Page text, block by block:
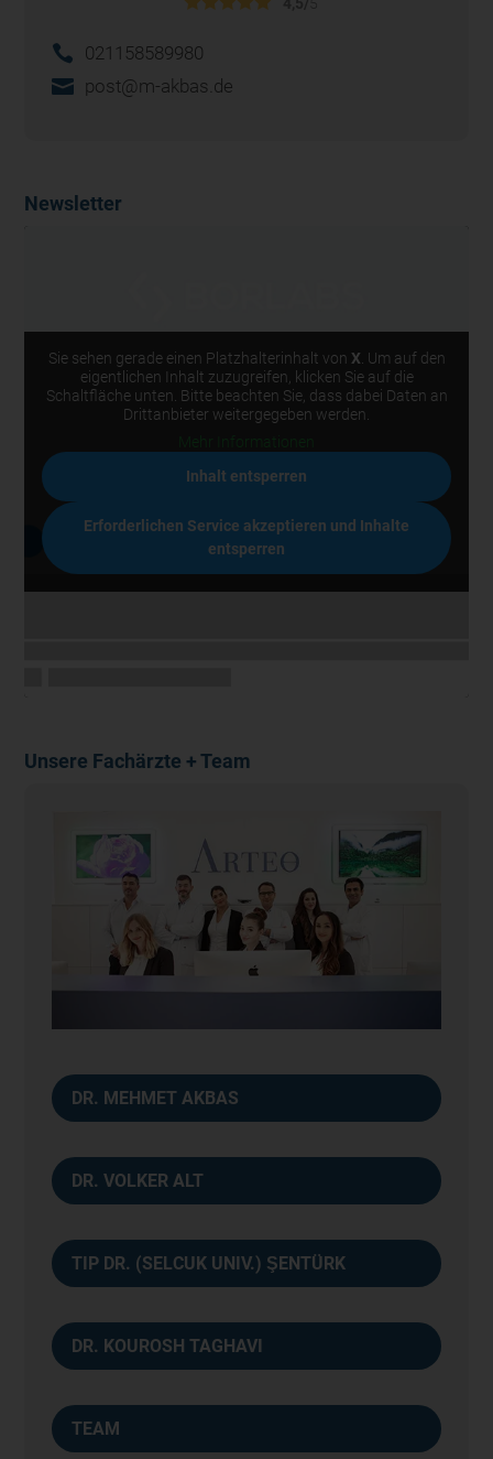
021158589980
post@m-akbas.de
Newsletter
Sie sehen gerade einen Platzhalterinhalt von X. Um auf den
eigentlichen Inhalt zuzugreifen, klicken Sie auf die
Schaltfläche unten. Bitte beachten Sie, dass dabei Daten an
Drittanbieter weitergegeben werden.
Inhalt entsperren
Erforderlichen Service akzeptieren und Inhalte
entsperren
Unsere Fachärzte + Team
DR. MEHMET AKBAS
DR. VOLKER ALT
TIP DR. (SELCUK UNIV.) ŞENTÜRK
DR. KOUROSH TAGHAVI
TEAM